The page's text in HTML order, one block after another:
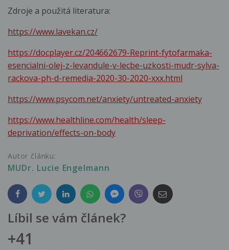
Zdroje a použitá literatura:
https://www.lavekan.cz/
https://docplayer.cz/204662679-Reprint-fytofarmaka-
esencialni-olej-z-levandule-v-lecbe-uzkosti-mudr-sylva-
rackova-ph-d-remedia-2020-30-2020-xxx.html
https://www.psycom.net/anxiety/untreated-anxiety
https://www.healthline.com/health/sleep-
deprivation/effects-on-body
Autor článku:
MUDr. Lucie Engelmann
Líbil se vám článek?
+41